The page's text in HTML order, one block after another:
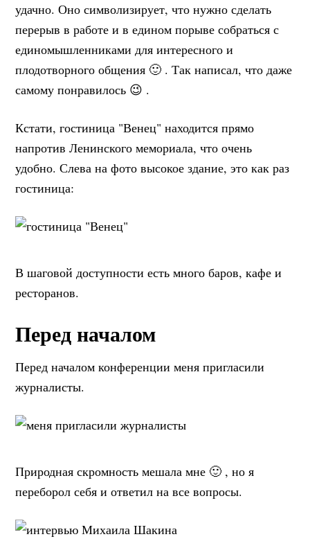
удачно. Оно символизирует, что нужно сделать
перерыв в работе и в едином порыве собраться с
единомышленниками для интересного и
плодотворного общения 🙂 . Так написал, что даже
самому понравилось 😉 .
Кстати, гостиница "Венец" находится прямо
напротив Ленинского мемориала, что очень
удобно. Слева на фото высокое здание, это как раз
гостиница:
В шаговой доступности есть много баров, кафе и
ресторанов.
Перед началом
Перед началом конференции меня пригласили
журналисты.
Природная скромность мешала мне 🙂 , но я
переборол себя и ответил на все вопросы.